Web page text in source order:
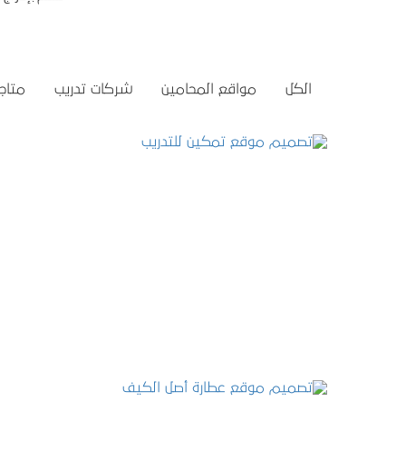
الكل مواقع المحامين شركات تدريب